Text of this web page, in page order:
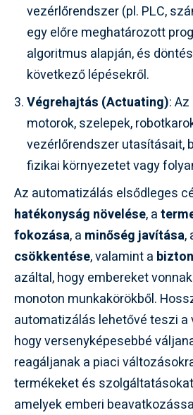
vezérlőrendszer (pl. PLC,
egy előre meghatározott
algoritmus alapján, és
következő lépésekről.
Végrehajtás (Actuating):
motorok, szelepek,
vezérlőrendszer utasításait,
fizikai környezetet vagy
Az automatizálás elsődleges
hatékonyság növelése, a
fokozása, a minőség javítása,
csökkentése, valamint a
azáltal, hogy embereket
monoton munkakörökből.
automatizálás lehetővé teszi a
hogy versenyképesebbé
reagáljanak a piaci
termékeket és
amelyek emberi